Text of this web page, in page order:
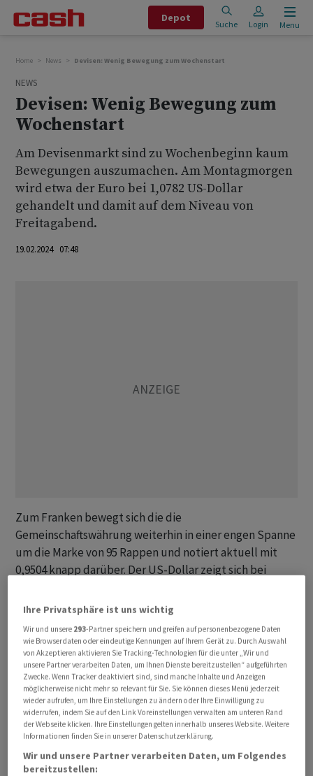
Depot
Suche Login Menu
Home News Devisen: Wenig Bewegung zum Wochenstart
NEWS
Devisen: Wenig Bewegung zum
Wochenstart
Am Devisenmarkt sind zu Wochenbeginn kaum
Bewegungen auszumachen. Am Montagmorgen
wird etwa der Euro bei 1,0782 US-Dollar
gehandelt und damit auf dem Niveau von
Freitagabend.
19.02.2024 07:48
Zum Franken bewegt sich die die
Gemeinschaftswährung weiterhin in einer engen Spanne
um die Marke von 95 Rappen und notiert aktuell mit
0,9504 knapp darüber. Der US-Dollar zeigt sich bei
bewegt seit Freitagabend.
Bereits am Freitag war es vergleichsweise ruhig
zugegangen. «Seitdem in der letzten Woche die US-
Verbraucherpreise mit Werten klar oberhalb der
Konsensschätzung für eine Überraschung gesorgt
haben, sind die Hoffnungen auf schnelle und
umfangreiche Zinssenkungen der US-Notenbank Fed
kleiner geworden», schreiben die Experten der
Landesbank Hessen-Thüringen.
Ihre Privatsphäre ist uns wichtig
Wir und unsere 293-Partner speichern und greifen auf personenbezogene Daten
wie Browserdaten oder eindeutige Kennungen auf Ihrem Gerät zu. Durch Auswahl
von Akzeptieren aktivieren Sie Tracking-Technologien für die unter „Wir und
unsere Partner verarbeiten Daten, um Ihnen Dienste bereitzustellen“ aufgeführten
Zwecke. Wenn Tracker deaktiviert sind, sind manche Inhalte und Anzeigen
möglicherweise nicht mehr so relevant für Sie. Sie können dieses Menü jederzeit
wieder aufrufen, um Ihre Einstellungen zu ändern oder Ihre Einwilligung zu
widerrufen, indem Sie auf den Link Voreinstellungen verwalten am unteren Rand
der Webseite klicken. Ihre Einstellungen gelten innerhalb unseres Website. Weitere
Informationen finden Sie in unserer Datenschutzerklärung.
Wir und unsere Partner verarbeiten Daten, um Folgendes
bereitzustellen: